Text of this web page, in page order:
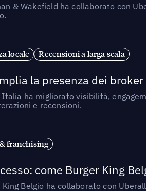
& Wakefield ha collaborato con
locale Recensioni a larga scala
la presenza dei
Italia ha migliorato visibilità,
e recensioni.
franchising
come Burger King
King Belgio ha collaborato con